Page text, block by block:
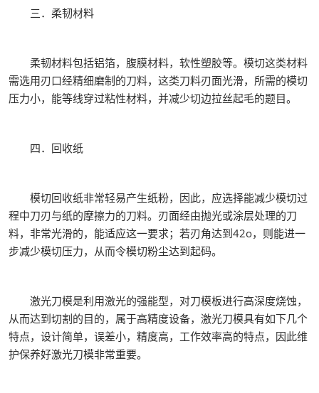
三．柔韧材料
柔韧材料包括铝箔，腹膜材料，软性塑胶等。模切这类材料
需选用刃口经精细磨制的刀料，这类刀料刃面光滑，所需的模切
压力小，能等线穿过粘性材料，并减少切边拉丝起毛的题目。
四．回收纸
模切回收纸非常轻易产生纸粉，因此，应选择能减少模切过
程中刀刃与纸的摩擦力的刀料。刃面经由抛光或涂层处理的刀
料，非常光滑的，能适应这一要求；若刃角达到42o，则能进一
步减少模切压力，从而令模切粉尘达到起码。
激光刀模是利用激光的强能型，对刀模板进行高深度烧蚀，
从而达到切割的目的，属于高精度设备，激光刀模具有如下几个
特点，设计简单，误差小，精度高，工作效率高的特点，因此维
护保养好激光刀模非常重要。